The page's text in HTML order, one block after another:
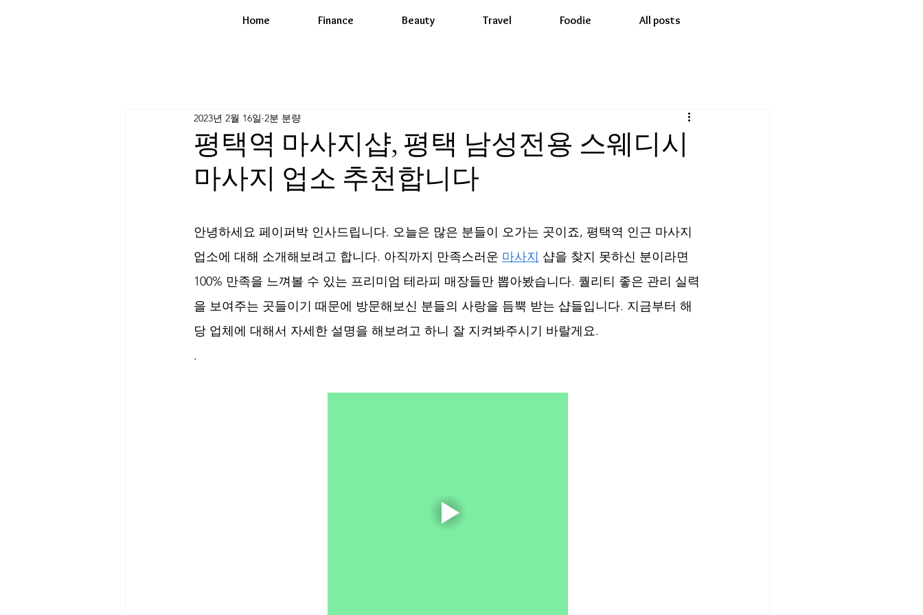
Home Finance Beauty Travel Foodie All posts
평택역 마사지샵, 평택 남성전용 스웨디시
마사지 업소 추천합니다
2023년 2월 16일 2분 분량
안녕하세요 페이퍼박 인사드립니다. 오늘은 많은 분들이 오가는 곳이죠, 평택역 인근 마사지
업소에 대해 소개해보려고 합니다. 아직까지 만족스러운 마사지 샵을 찾지 못하신 분이라면
100% 만족을 느껴볼 수 있는 프리미엄 테라피 매장들만 뽑아봤습니다. 퀄리티 좋은 관리 실력
을 보여주는 곳들이기 때문에 방문해보신 분들의 사랑을 듬뿍 받는 샵들입니다. 지금부터 해
당 업체에 대해서 자세한 설명을 해보려고 하니 잘 지켜봐주시기 바랄게요.
.